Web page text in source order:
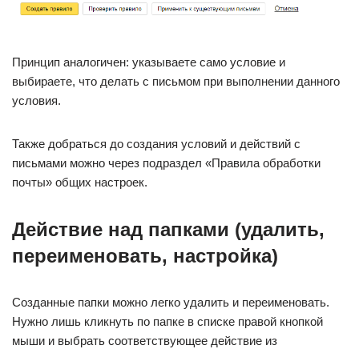
Принцип аналогичен: указываете само условие и
выбираете, что делать с письмом при выполнении данного
условия.
Также добраться до создания условий и действий с
письмами можно через подраздел «Правила обработки
почты» общих настроек.
Действие над папками (удалить,
переименовать, настройка)
Созданные папки можно легко удалить и переименовать.
Нужно лишь кликнуть по папке в списке правой кнопкой
мыши и выбрать соответствующее действие из